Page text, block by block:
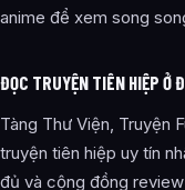
anime để xem song
ĐỌC TRUYỆN TIÊN HIỆP Ở
Tàng Thư Viện, Truyện
truyện tiên hiệp uy tín
đủ và cộng đồng